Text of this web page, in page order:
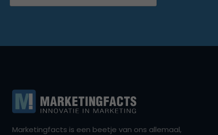
Marketingfacts is een beetje van ons allemaal,